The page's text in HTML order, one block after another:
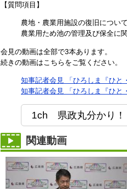
【質問項目】
農地・農業用施設の復旧について
農業用ため池の管理及び保全に
会見の動画は全部で3本あります。
続きの動画はこちらをご覧ください。
知事記者会見 「ひろしま『ひと
知事記者会見 「ひろしま『ひと
1ch 県政丸分かり！
関連動画